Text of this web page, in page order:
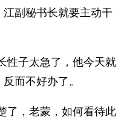
副秘书长就要主动干
性子太急了，他今天就
而不好办了。
了，老蒙，如何看待此